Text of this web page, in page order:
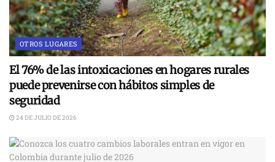
OTROS LUGARES
El 76% de las intoxicaciones en hogares rurales
puede prevenirse con hábitos simples de
seguridad
24 DE JULIO DE 2026